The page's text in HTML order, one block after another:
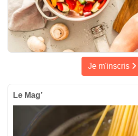
Je m'inscris
Le Mag’